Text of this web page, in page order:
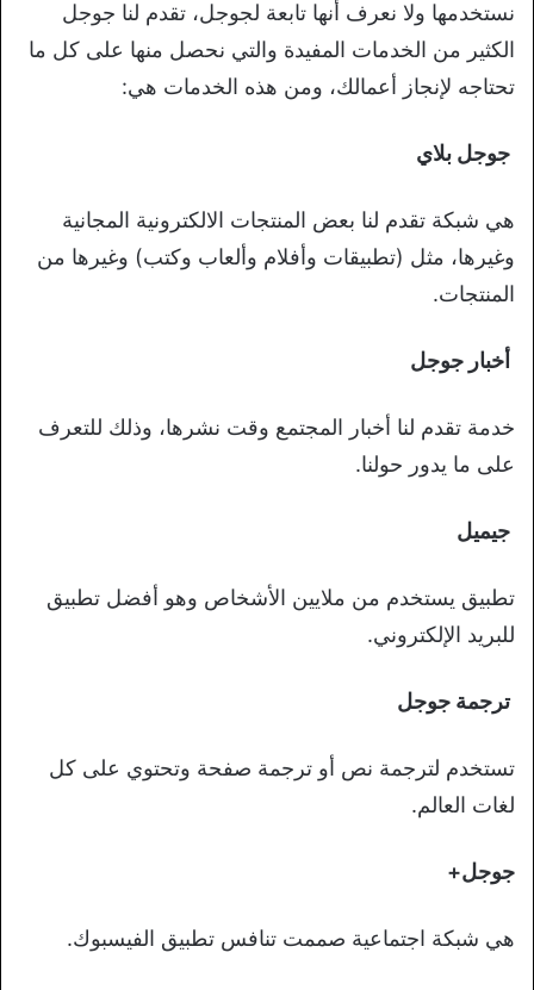
نستخدمها ولا نعرف أنها تابعة لجوجل، تقدم لنا جوجل
الكثير من الخدمات المفيدة والتي نحصل منها على كل ما
تحتاجه لإنجاز أعمالك، ومن هذه الخدمات هي:
جوجل بلاي
هي شبكة تقدم لنا بعض المنتجات الالكترونية المجانية
وغيرها، مثل (تطبيقات وأفلام وألعاب وكتب) وغيرها من
المنتجات.
أخبار جوجل
خدمة تقدم لنا أخبار المجتمع وقت نشرها، وذلك للتعرف
على ما يدور حولنا.
جيميل
تطبيق يستخدم من ملايين الأشخاص وهو أفضل تطبيق
للبريد الإلكتروني.
ترجمة جوجل
تستخدم لترجمة نص أو ترجمة صفحة وتحتوي على كل
لغات العالم.
جوجل+
هي شبكة اجتماعية صممت تنافس تطبيق الفيسبوك.